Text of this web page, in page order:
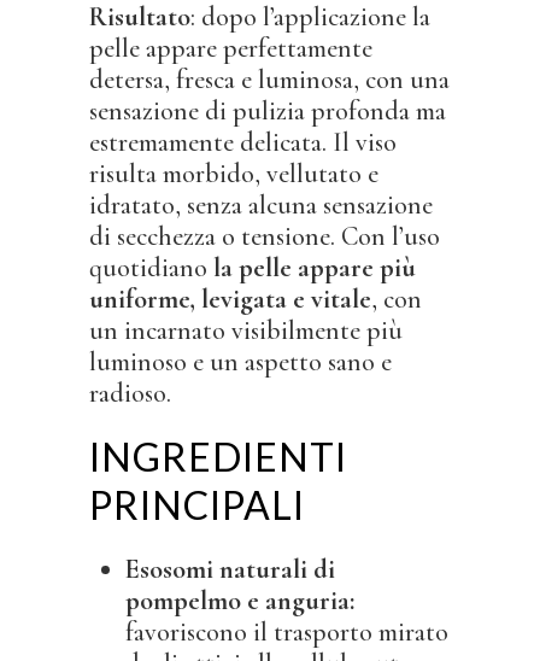
Risultato: dopo l’applicazione la
pelle appare perfettamente
detersa, fresca e luminosa, con una
sensazione di pulizia profonda ma
estremamente delicata. Il viso
risulta morbido, vellutato e
idratato, senza alcuna sensazione
di secchezza o tensione. Con l’uso
quotidiano la pelle appare più
uniforme, levigata e vitale, con
un incarnato visibilmente più
luminoso e un aspetto sano e
radioso.
INGREDIENTI
PRINCIPALI
Esosomi naturali di
pompelmo e anguria:
favoriscono il trasporto mirato